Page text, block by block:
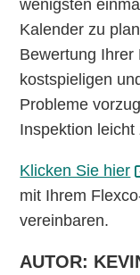
wenigsten
Kalender zu
Bewertung Ihrer
kostspieligen
Probleme
Inspektion
Klicken Sie hier
mit Ihrem
vereinbaren.
AUTOR: